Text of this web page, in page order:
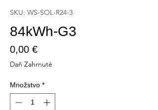
SKU: WS-SOL-R24-3
84kWh-G3
0,00 €Price
Daň Zahrnuté
Množstvo *